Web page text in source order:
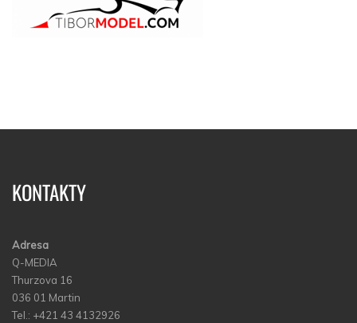
KONTAKTY
Adresa
Q-MEDIA
Thurzova 16
036 01 Martin
Tel.: +421 43 4132926